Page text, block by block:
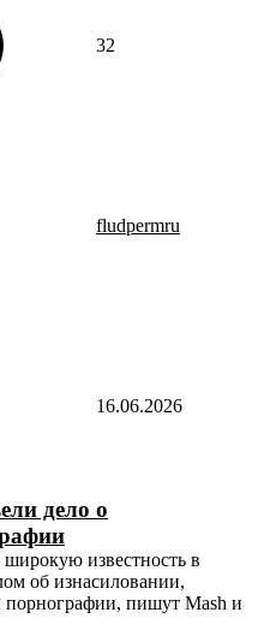
32
fludpermru
16.06.2026
дело о
известность в
об изнасиловании,
порнографии, пишут Mash и